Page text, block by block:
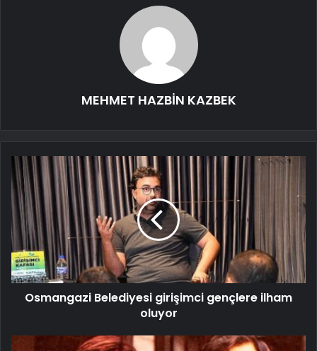
MEHMET HAZBİN KAZBEK
Osmangazi Belediyesi girişimci gençlere ilham
oluyor